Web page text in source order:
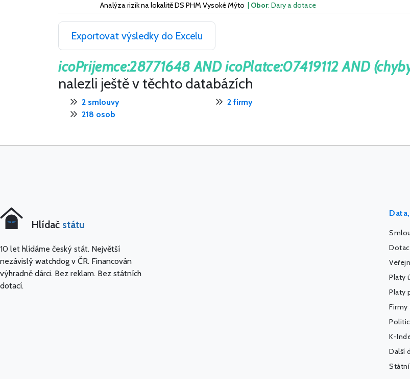
Analýza rizik na lokalitě DS PHM Vysoké Mýto | Obor: Dary a dotace
Exportovat výsledky do Excelu
icoPrijemce:28771648 AND icoPlatce:07419112 AND
nalezli ještě v těchto databázích
2 smlouvy
218 osob
2 firmy
Hlídač státu
10 let hlídáme český stát. Největší
nezávislý watchdog v ČR. Financován
výhradně dárci. Bez reklam. Bez státních
dotací.
Platy
Platy
Firmy
K-
Další